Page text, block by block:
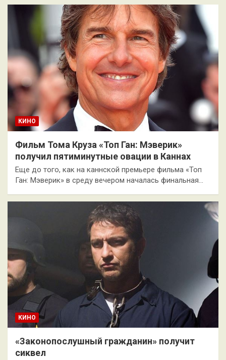
КИНО
Фильм Тома Круза «Топ Ган: Мэверик»
получил пятиминутные овации в Каннах
Еще до того, как на каннской премьере фильма «Топ
Ган: Мэверик» в среду вечером началась финальная…
КИНО
«Законопослушный гражданин» получит
сиквел